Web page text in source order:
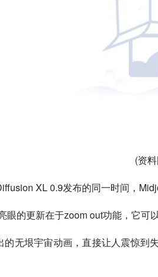
(资
XL 0.9发布的同一时间，
眼的更新在于zoom out功能，它可
的无垠宇宙动画，直接让人震惊到